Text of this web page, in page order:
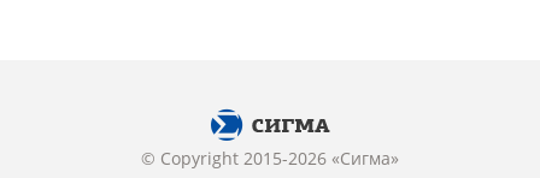
© Copyright 2015-2026 «Сигма»